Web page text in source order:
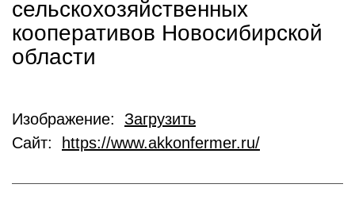
сельскохозяйственных
кооперативов Новосибирской
области
Изображение: Загрузить
Сайт:
https://www.akkonfermer.ru/